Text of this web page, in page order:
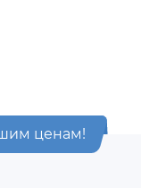
ценам!